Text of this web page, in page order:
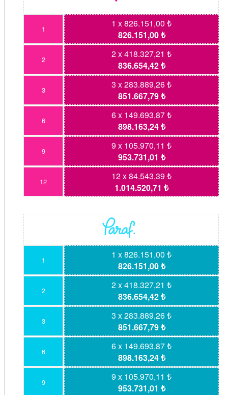
1
1 x 826.151,00 ₺
826.151,00 ₺
2
2 x 418.327,21 ₺
836.654,42 ₺
3
3 x 283.889,26 ₺
851.667,79 ₺
6
6 x 149.693,87 ₺
898.163,24 ₺
9
9 x 105.970,11 ₺
953.731,01 ₺
12
12 x 84.543,39 ₺
1.014.520,71 ₺
1
1 x 826.151,00 ₺
826.151,00 ₺
2
2 x 418.327,21 ₺
836.654,42 ₺
3
3 x 283.889,26 ₺
851.667,79 ₺
6
6 x 149.693,87 ₺
898.163,24 ₺
9
9 x 105.970,11 ₺
953.731,01 ₺